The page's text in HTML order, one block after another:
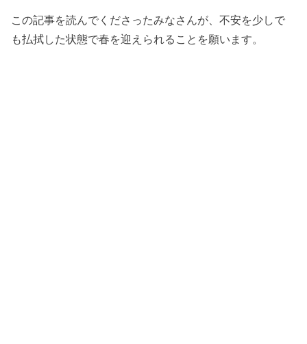
この記事を読んでくださったみなさんが、不安を少しで
も払拭した状態で春を迎えられることを願います。